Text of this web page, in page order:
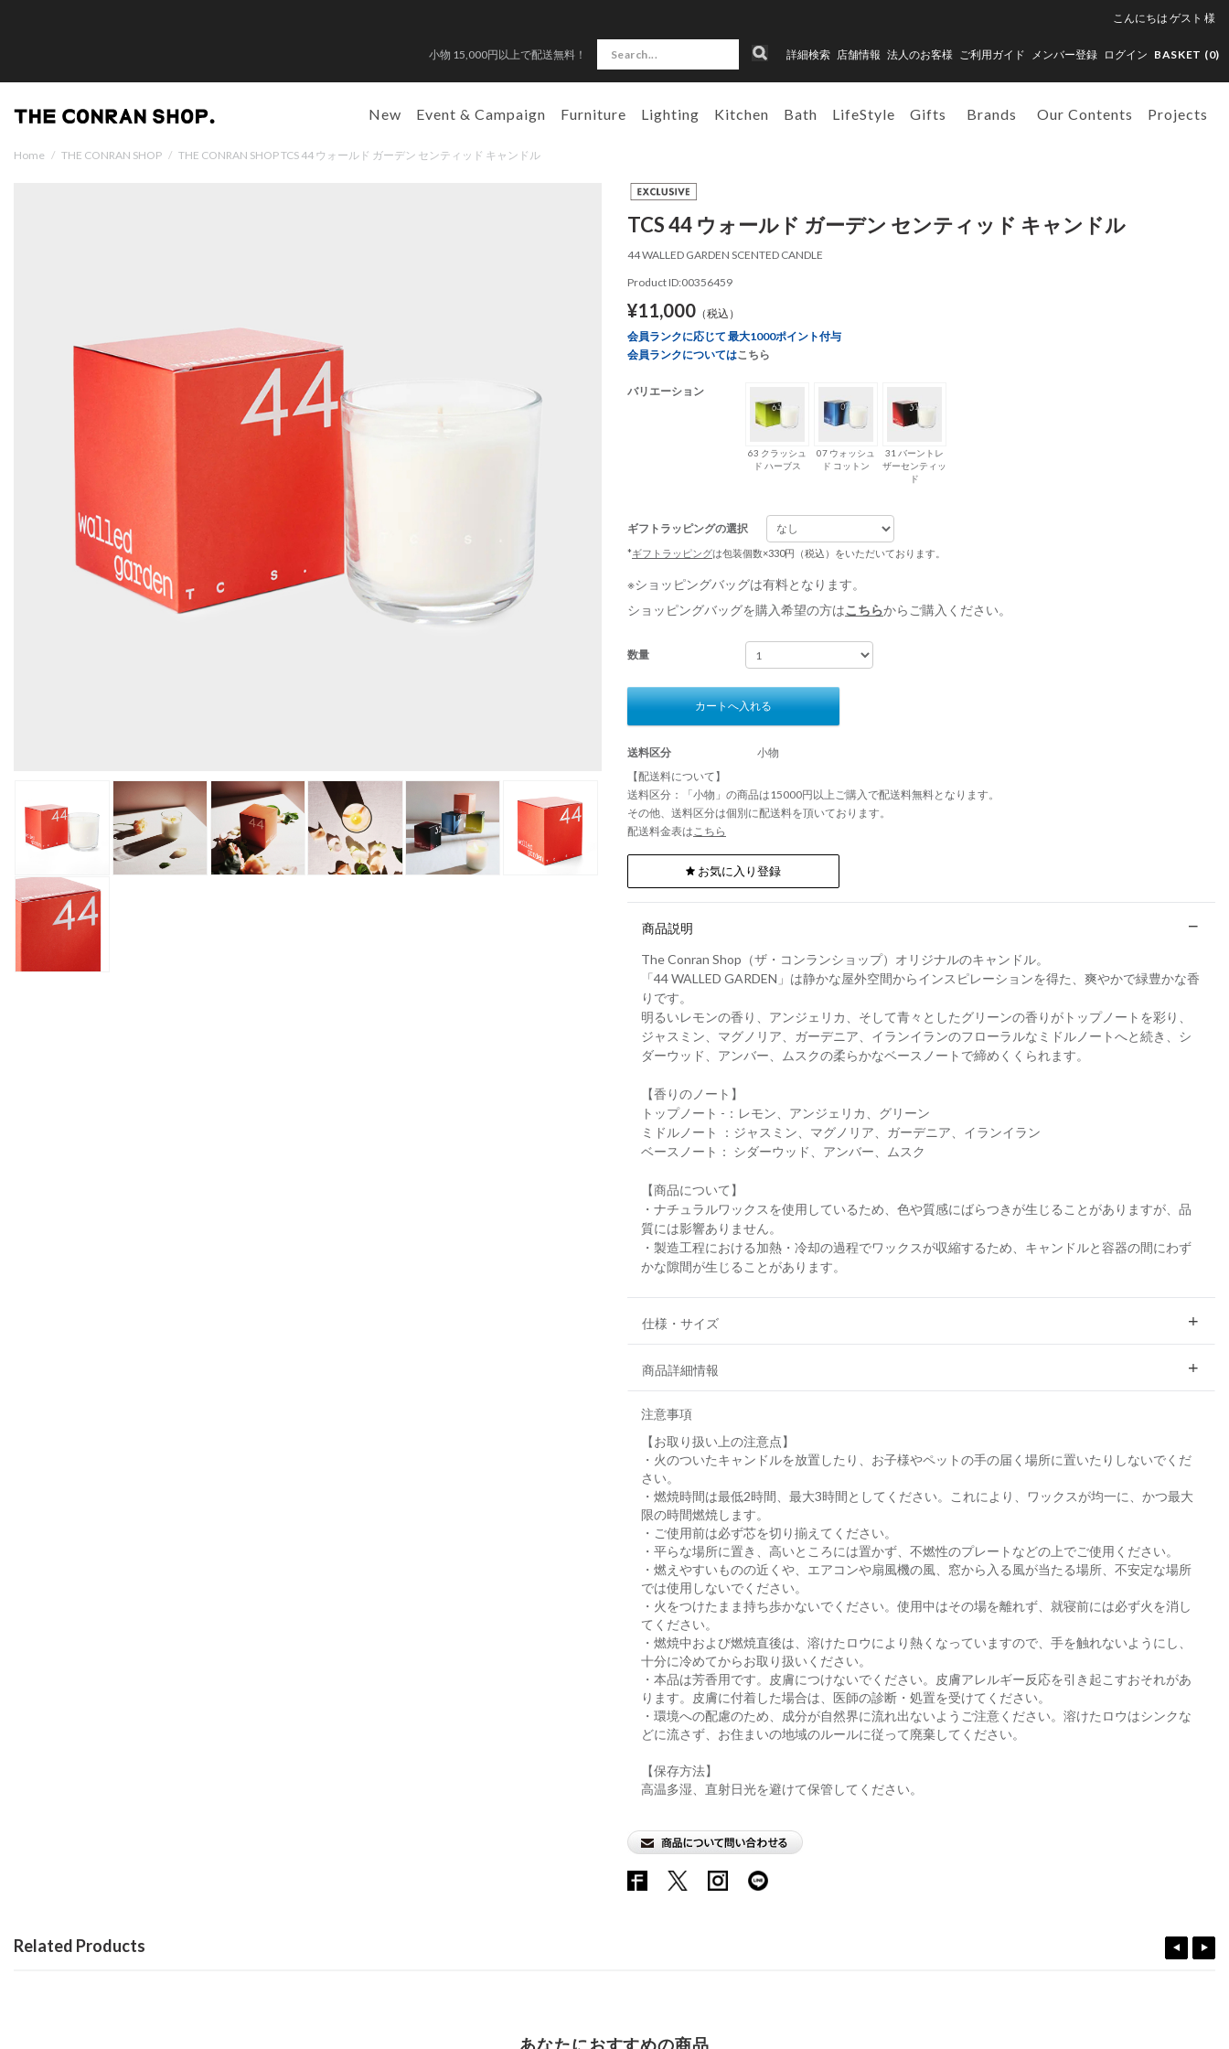
こんにちは ゲスト 様
小物 15,000円以上で配送無料！ 詳細検索 店舗情報 法人のお客様 ご利用ガイド メンバー登録 ログイン BASKET (0)
New Event & Campaign Furniture Lighting Kitchen Bath LifeStyle Gifts Brands Our Contents Projects
Home / THE CONRAN SHOP / THE CONRAN SHOP TCS 44 ウォールド ガーデン センティッド キャンドル
TCS 44 ウォールド ガーデン センティッド キャンドル
44 WALLED GARDEN SCENTED CANDLE
Product ID:00356459
¥11,000（税込）
会員ランクに応じて 最大1000ポイント付与
会員ランクについてはこちら
バリエーション
63 クラッシュ
ド ハーブス
07 ウォッシュ
ド コットン
31 バーントレ
ザーセンティッ
ド
ギフトラッピングの選択
*ギフトラッピングは包装個数×330円（税込）をいただいております。
※ショッピングバッグは有料となります。
ショッピングバッグを購入希望の方はこちらからご購入ください。
数量
カートへ入れる
送料区分
小物
【配送料について】
送料区分：「小物」の商品は15000円以上ご購入で配送料無料となります。
その他、送料区分は個別に配送料を頂いております。
配送料金表はこちら
お気に入り登録
商品説明
The Conran Shop（ザ・コンランショップ）オリジナルのキャンドル。
「44 WALLED GARDEN」は静かな屋外空間からインスピレーションを得た、爽やかで緑豊かな香
りです。
明るいレモンの香り、アンジェリカ、そして青々としたグリーンの香りがトップノートを彩り、
ジャスミン、マグノリア、ガーデニア、イランイランのフローラルなミドルノートへと続き、シ
ダーウッド、アンバー、ムスクの柔らかなベースノートで締めくくられます。
【香りのノート】
トップノート -：レモン、アンジェリカ、グリーン
ミドルノート ：ジャスミン、マグノリア、ガーデニア、イランイラン
ベースノート： シダーウッド、アンバー、ムスク
【商品について】
・ナチュラルワックスを使用しているため、色や質感にばらつきが生じることがありますが、品
質には影響ありません。
・製造工程における加熱・冷却の過程でワックスが収縮するため、キャンドルと容器の間にわず
かな隙間が生じることがあります。
仕様・サイズ
商品詳細情報
注意事項
【お取り扱い上の注意点】
・火のついたキャンドルを放置したり、お子様やペットの手の届く場所に置いたりしないでくだ
さい。
・燃焼時間は最低2時間、最大3時間としてください。これにより、ワックスが均一に、かつ最大
限の時間燃焼します。
・ご使用前は必ず芯を切り揃えてください。
・平らな場所に置き、高いところには置かず、不燃性のプレートなどの上でご使用ください。
・燃えやすいものの近くや、エアコンや扇風機の風、窓から入る風が当たる場所、不安定な場所
では使用しないでください。
・火をつけたまま持ち歩かないでください。使用中はその場を離れず、就寝前には必ず火を消し
てください。
・燃焼中および燃焼直後は、溶けたロウにより熱くなっていますので、手を触れないようにし、
十分に冷めてからお取り扱いください。
・本品は芳香用です。皮膚につけないでください。皮膚アレルギー反応を引き起こすおそれがあ
ります。皮膚に付着した場合は、医師の診断・処置を受けてください。
・環境への配慮のため、成分が自然界に流れ出ないようご注意ください。溶けたロウはシンクな
どに流さず、お住まいの地域のルールに従って廃棄してください。
【保存方法】
高温多湿、直射日光を避けて保管してください。
Related Products
あなたにおすすめの商品